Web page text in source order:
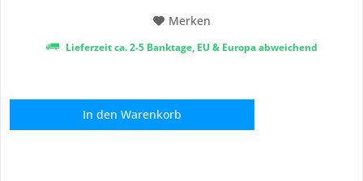
Merken
Lieferzeit ca. 2-5 Banktage, EU & Europa abweichend
In den Warenkorb